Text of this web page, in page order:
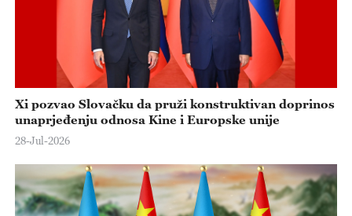
Xi pozvao Slovačku da pruži konstruktivan doprinos
unaprjeđenju odnosa Kine i Europske unije
28-Jul-2026